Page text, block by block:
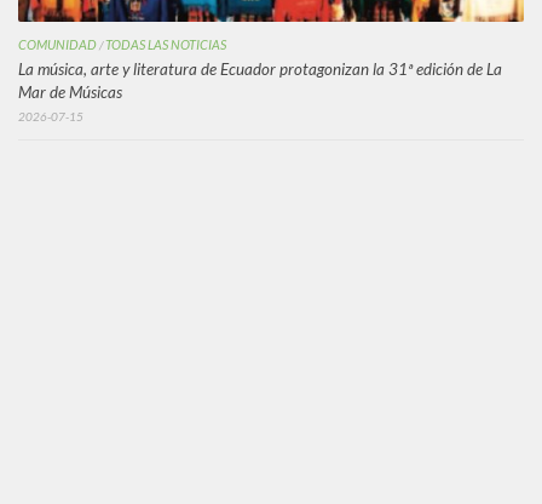
COMUNIDAD/TODAS LAS NOTICIAS
La música, arte y literatura de Ecuador protagonizan la 31ª edición de La
Mar de Músicas
2026-07-15